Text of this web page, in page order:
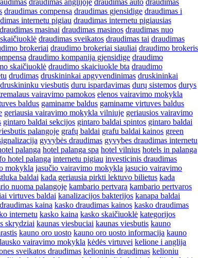
draudimas compensa draudimas gjensidige draudimas i
internetu pigiau draudimas internetu pigiausias
draudimas masinai draudimas masinos draudimas nuo
draudimas sveikatos draudimas tai draudimas
brokeriai draudimo brokeriai siauliai draudimo brokeris
draudimo kompanija gjensidige draudimo
skaičiuoklė draudimo skaiciuokle bta draudimo
drudimas druskininkai apgyvendinimas druskininkai
druskininku viesbutis duru ispardavimas durų sistemos durys
vairavimo pamokos elenos vairavimo mokykla
baldus gaminame baldus gaminame virtuves baldus
geriausia vairavimo mokykla vilniuje geriausios vairavimo
gintaro baldai sekcijos gintaro baldai spintos gintaro baldai
palangoje grafų baldai grafu baldai kainos green
gyvybės draudimas gyvybes draudimas internetu
palanga hotel palanga spa hotel vilnius hotels in palanga
hotel palanga internetu pigiau investicinis draudimas
mokykla jasučio vairavimo mokykla jasucio vairavimo
baldai kada geriausia pirkti lektuvo bilietus kada
nuoma palangoje kambario pertvara kambario pertvaros
virtuves baldai kanalizacijos bakterijos kanapa baldai
kaina kasko draudimas kainos kasko draudimas
internetu kasko kaina kasko skaičiuoklė kategorijos
skrydziai kaunas viesbuciai kaunas viesbutis kauno
kauno oro uosto kauno oro uosto informacija kauno
vairavimo mokykla kėdės virtuvei kelione i anglija
sveikatos draudimas kelioninis draudimas kelioniu